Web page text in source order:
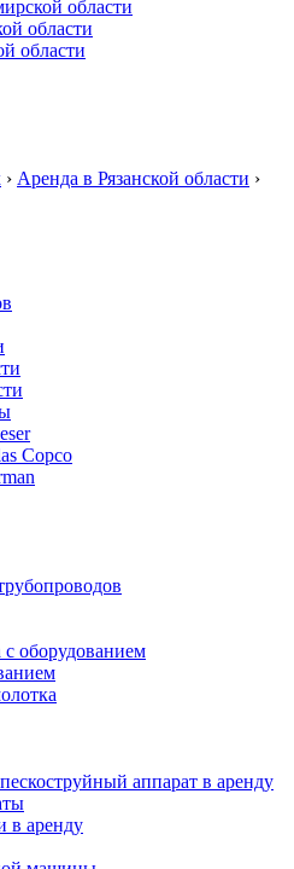
области
области
области
› Аренда в Рязанской области ›
Copco